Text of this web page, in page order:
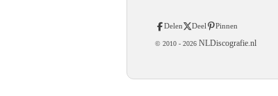
Delen Deel Pinnen
© 2010 - 2026 NLDiscografie.nl